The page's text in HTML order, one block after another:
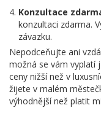
Konzultace
konzultaci zdarma.
závazku.
Nepodceňujte ani
možná se vám vyplatí
ceny nižší než v
žijete v malém
výhodnější než platit